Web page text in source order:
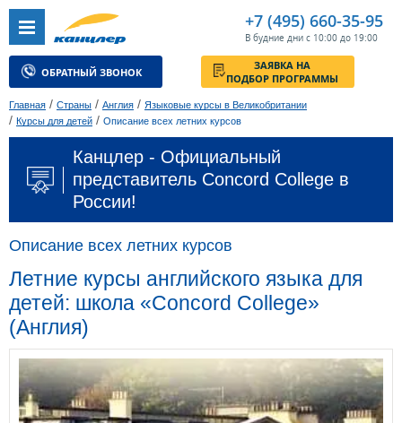
+7 (495) 660-35-95
В будние дни с 10:00 до 19:00
ОБРАТНЫЙ ЗВОНОК
ЗАЯВКА НА
ПОДБОР ПРОГРАММЫ
Главная / Страны / Англия / Языковые курсы в Великобритании
/ Курсы для детей / Описание всех летних курсов
Канцлер - Официальный
представитель Concord College в
России!
Описание всех летних курсов
Летние курсы английского языка для
детей: школа «Concord College»
(Англия)